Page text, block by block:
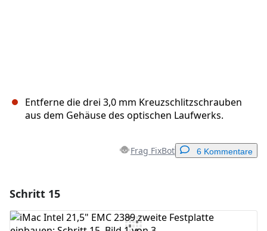
Entferne die drei 3,0 mm Kreuzschlitzschrauben
aus dem Gehäuse des optischen Laufwerks.
Frag FixBot 6 Kommentare
Kommentar hinzufügen
Schritt 15